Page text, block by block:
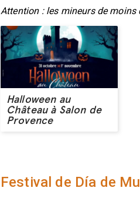
Attention : les mineurs de moins
Halloween au
Château à Salon de
Provence
Festival de Día de